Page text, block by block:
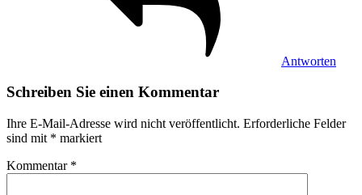
Antworten
Schreiben Sie einen Kommentar
Ihre E-Mail-Adresse wird nicht veröffentlicht. Erforderliche Felder
sind mit * markiert
Kommentar *